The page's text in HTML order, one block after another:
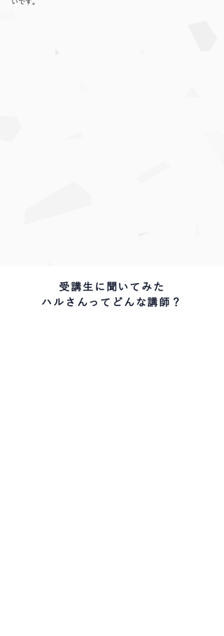
いです。
受講生に聞いてみた
ハルさんってどんな講師？